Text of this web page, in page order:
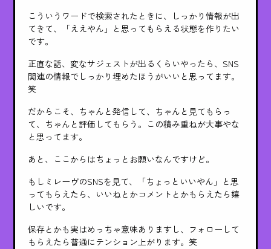
こういうワードで検索されたときに、しっかり情報が出
てきて、「ええやん」と思ってもらえる状態を作りたい
です。
正直な話、変なサジェストが出るくらいやったら、SNS
関連の情報でしっかり埋めたほうがいいと思ってます。
笑
だからこそ、ちゃんと発信して、ちゃんと見てもらっ
て、ちゃんと評価してもらう。この積み重ねが大事やな
と思ってます。
あと、ここからはちょっとお願いなんですけど。
もしミレーヴのSNSを見て、「ちょっといいやん」と思
ってもらえたら、いいねとかコメントとかもらえたら嬉
しいです。
保存とかも実はめっちゃ意味ありますし、フォローして
もらえたら普通にテンション上がります。笑